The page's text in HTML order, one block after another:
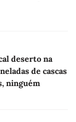
deserto na
de cascas
ninguém